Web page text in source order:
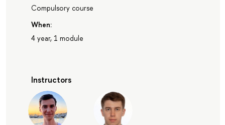
Compulsory course
When:
4 year, 1 module
Instructors